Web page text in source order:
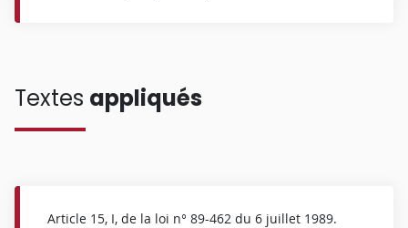
Textes appliqués
Article 15, I, de la loi n° 89-462 du 6 juillet 1989.